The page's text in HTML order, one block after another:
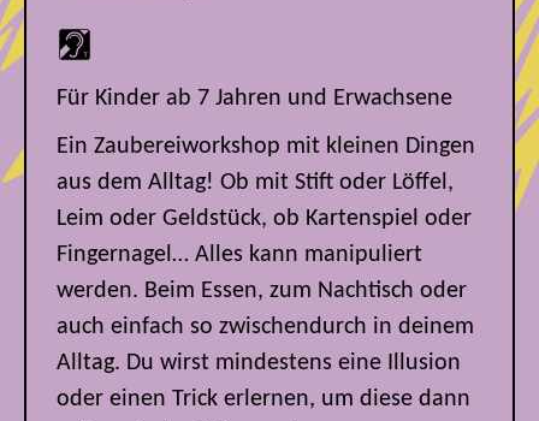
Für Kinder ab 7 Jahren und Erwachsene
Ein Zaubereiworkshop mit kleinen Dingen
aus dem Alltag! Ob mit Stift oder Löffel,
Leim oder Geldstück, ob Kartenspiel oder
Fingernagel… Alles kann manipuliert
werden. Beim Essen, zum Nachtisch oder
auch einfach so zwischendurch in deinem
Alltag. Du wirst mindestens eine Illusion
oder einen Trick erlernen, um diese dann